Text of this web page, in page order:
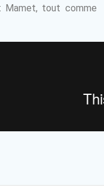
Mamet, tout comme